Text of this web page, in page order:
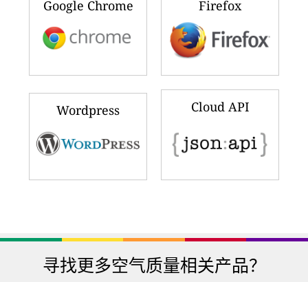
Google Chrome Firefox
Wordpress Cloud API
寻找更多空气质量相关产品？